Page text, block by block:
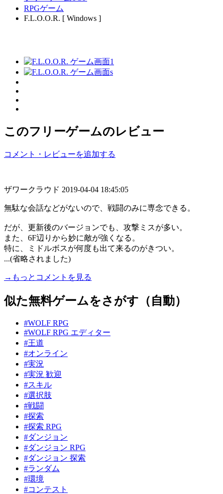
RPGゲーム
F.L.O.O.R. [ Windows ]
このフリーゲームのレビュー
コメント・レビューを追加する
ザワークラウド 2019-04-04 18:45:05
無駄な会話などがないので、戦闘のみに専念できる。
だが、更新後のバージョンでも、攻撃ミスが多い。
また、6F辺りから妙に敵が強くなる。
特に、ミドルボスが何度も出て来るのがきつい。
...(省略されました)
→もっとコメントを見る
似た無料ゲームをさがす（自動）
#WOLF RPG
#WOLF RPG エディター
#王道
#オンライン
#実況
#実況 歓迎
#スキル
#選択肢
#戦闘
#探索
#探索 RPG
#ダンジョン
#ダンジョン RPG
#ダンジョン 探索
#ランダム
#環境
#コンテスト